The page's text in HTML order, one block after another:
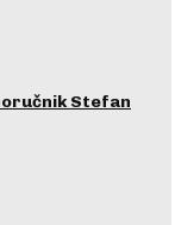
Stefan